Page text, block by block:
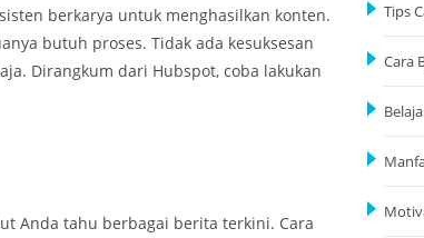
berkarya untuk menghasilkan konten.
butuh proses. Tidak ada kesuksesan
Dirangkum dari Hubspot, coba lakukan
Anda tahu berbagai berita terkini. Cara
Tips
Cara